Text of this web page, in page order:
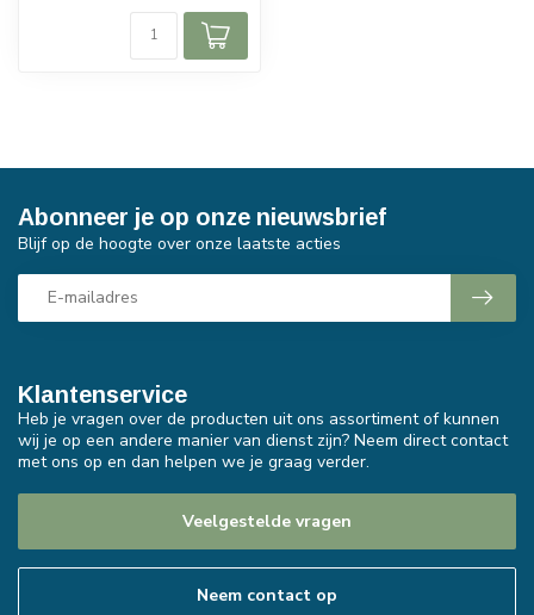
Klantenservice
Heb je vragen over de producten uit ons assortiment of kunnen
wij je op een andere manier van dienst zijn? Neem direct contact
met ons op en dan helpen we je graag verder.
Veelgestelde vragen
Neem contact op
Abonneer je op onze nieuwsbrief
Blijf op de hoogte over onze laatste acties